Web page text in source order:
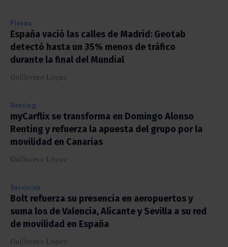
Flotas
España vació las calles de Madrid: Geotab
detectó hasta un 35% menos de tráfico
durante la final del Mundial
Guillermo López
Renting
myCarflix se transforma en Domingo Alonso
Renting y refuerza la apuesta del grupo por la
movilidad en Canarias
Guillermo López
Servicios
Bolt refuerza su presencia en aeropuertos y
suma los de Valencia, Alicante y Sevilla a su red
de movilidad en España
Guillermo López